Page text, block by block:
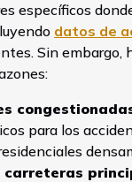
específicos
datos de
Sin embargo,
para los